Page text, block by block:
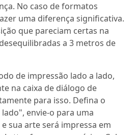
No caso de formatos
uma diferença significativa.
que pareciam certas na
a 3 metros de
de impressão lado a lado,
na caixa de diálogo de
para isso. Defina o
envie-o para uma
sua arte será impressa em